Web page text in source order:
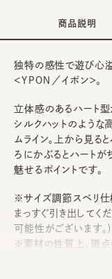
商品説明
独特の感性で遊び心
＜YPON／イポン＞。
立体感のあるハート型
シルクハットのような
ムライン。上から見る
ろにかぶるとハートが
魅せるポイントです。
※サイズ調節スベリ仕
まっすぐ引き出してく
可能性がございます。）
※素材の性質上、斑点